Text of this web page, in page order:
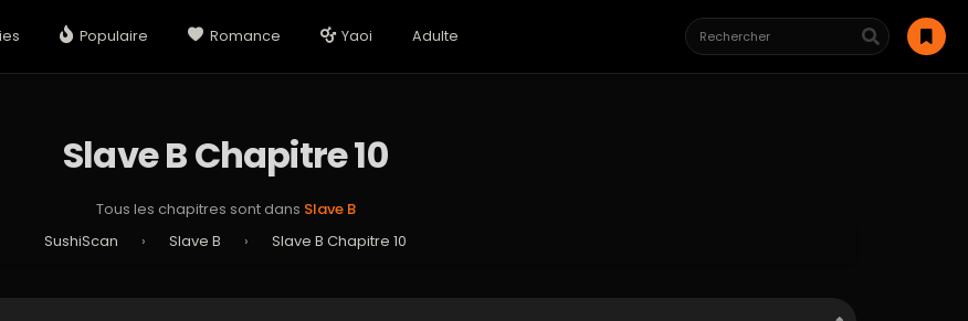
Populaire Romance Yaoi Adulte
Slave B Chapitre 10
Tous les chapitres sont dans Slave B
SushiScan
› Slave B › Slave B Chapitre 10